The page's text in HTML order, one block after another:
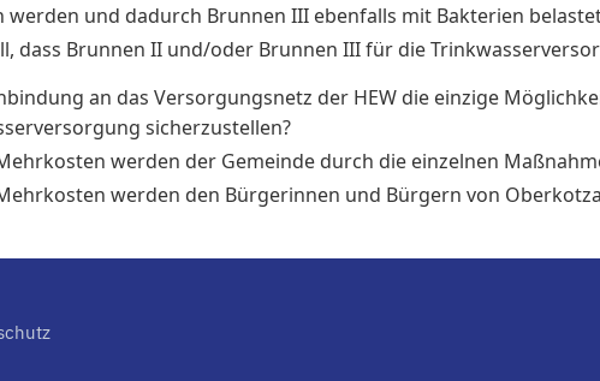
werden und dadurch Brunnen III ebenfalls mit Bakterien
dass Brunnen II und/oder Brunnen III für die
an das Versorgungsnetz der HEW die einzige
sicherzustellen?
werden der Gemeinde durch die einzelnen
werden den Bürgerinnen und Bürgern von